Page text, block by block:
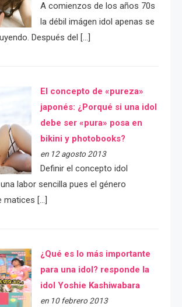
A comienzos de los años 70s
la débil imágen idol apenas se
Después del […]
El concepto de «pureza»
japonés: ¿Porqué si una idol
debe ser «pura» posa en
bikini y photobooks?
en 12 agosto 2013
Definir el concepto idol
labor sencilla pues el género
matices […]
¿Qué es lo más importante
para una idol? responde la
idol Yoshie Kashiwabara
en 10 febrero 2013